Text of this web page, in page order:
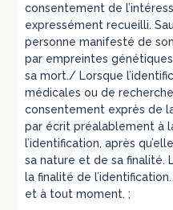
consentement de
expressément recueilli.
personne manifesté de
par empreintes
sa mort./ Lorsque
médicales ou de
consentement exprès de
par écrit préalablement à
l’identification, après
sa nature et de sa finalité.
la finalité de
et à tout moment. ;